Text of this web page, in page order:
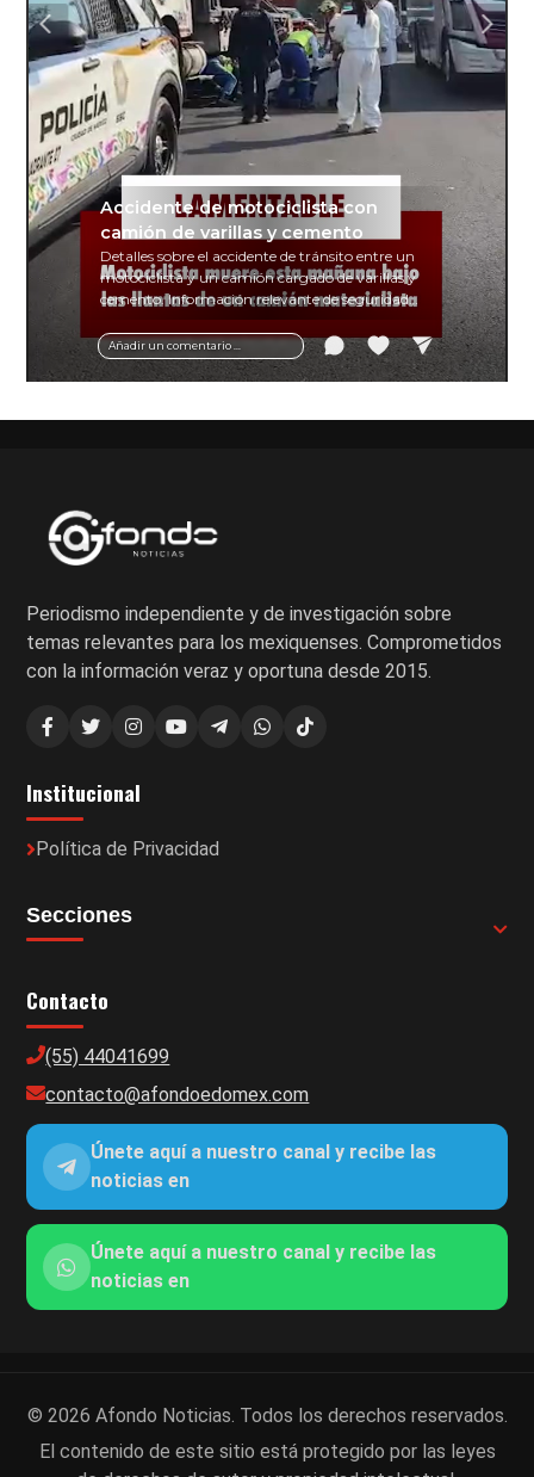
Añadir un comentario ...
Accidente de motociclista con
camión de varillas y cemento
Detalles sobre el accidente de tránsito entre un
motociclista y un camión cargado de varillas y
cemento. Información relevante de seguridad
vial y recomendaciones para motociclistas.
Periodismo independiente y de investigación sobre
temas relevantes para los mexiquenses. Comprometidos
con la información veraz y oportuna desde 2015.
Institucional
Política de Privacidad
Secciones
Contacto
(55) 44041699
contacto@afondoedomex.com
Únete aquí a nuestro canal y recibe las
noticias en
Únete aquí a nuestro canal y recibe las
noticias en
© 2026 Afondo Noticias. Todos los derechos reservados.
El contenido de este sitio está protegido por las leyes